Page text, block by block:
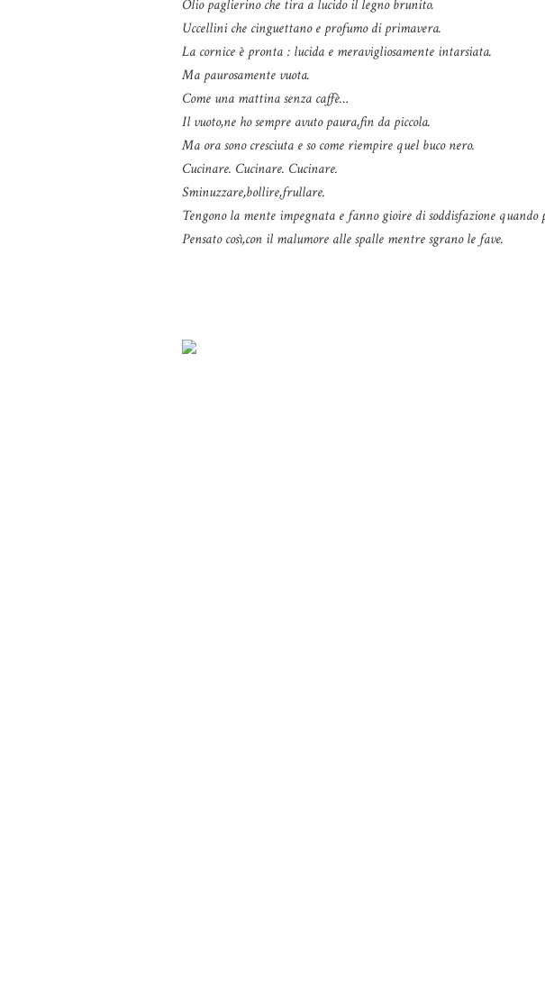
Olio paglierino che tira a lucido il legno brunito.
Uccellini che cinguettano e profumo di primavera.
La cornice è pronta : lucida e meravigliosamente intarsiata.
Ma paurosamente vuota.
Come una mattina senza caffè…
Il vuoto,ne ho sempre avuto paura,fin da piccola.
Ma ora sono cresciuta e so come riempire quel buco nero.
Cucinare. Cucinare. Cucinare.
Sminuzzare,bollire,frullare.
Tengono la mente impegnata e fanno gioire di soddisfazione
Pensato così,con il malumore alle spalle mentre sgrano le fave.